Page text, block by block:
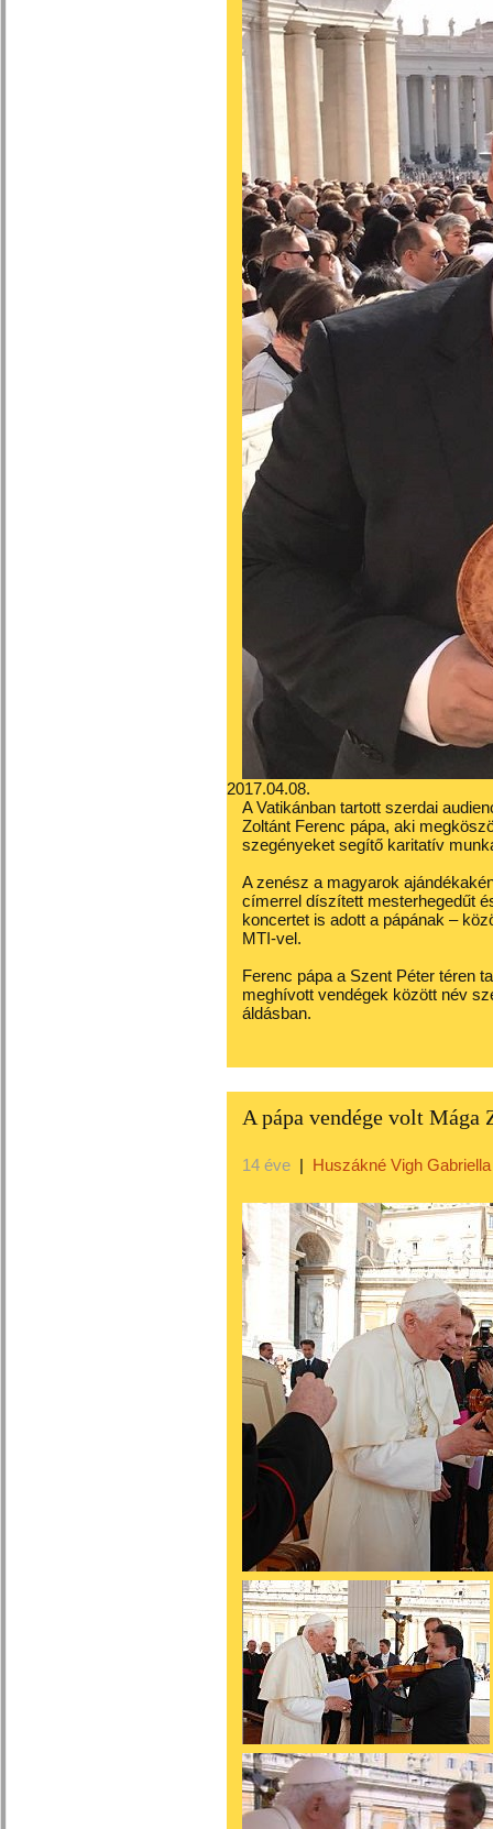
2017.04.08.
A Vatikánban tartott szerdai
Zoltánt Ferenc pápa, aki
szegényeket segítő karitatív
A zenész a magyarok
címerrel díszített mesterhegedűt
koncertet is adott a pápának –
MTI-vel.
Ferenc pápa a Szent Péter téren
meghívott vendégek között név
áldásban.
A pápa vendége volt Mága
14 éve | Huszákné Vigh Gabriella